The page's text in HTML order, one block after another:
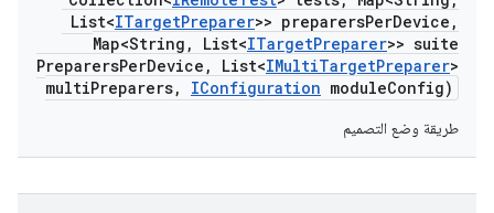
List<ITargetPreparer>> preparersPerDevice ,
Map<String , List<ITargetPreparer>> suite
PreparersPerDevice , List<IMultiTargetPreparer>
multiPreparers, IConfiguration moduleConfig)
طريقة وضع التصميم